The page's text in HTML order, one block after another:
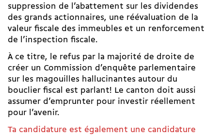
suppression de l’abattement sur les dividendes
des grands actionnaires, une réévaluation de la
valeur fiscale des immeubles et un renforcement
de l’inspection fiscale.
À ce titre, le refus par la majorité de droite de
créer un Commission d’enquête parlementaire
sur les magouilles hallucinantes autour du
bouclier fiscal est parlant! Le canton doit aussi
assumer d’emprunter pour investir réellement
pour l’avenir.
Ta candidature est également une candidature